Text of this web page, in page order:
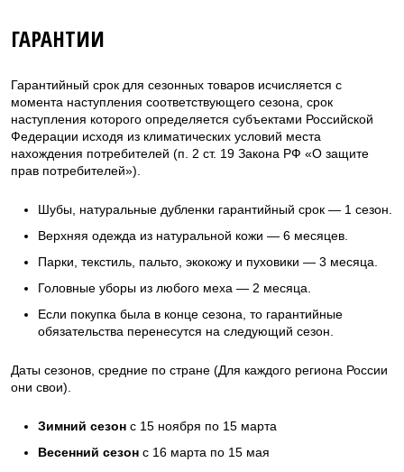
ГАРАНТИИ
Гарантийный срок для сезонных товаров исчисляется с
момента наступления соответствующего сезона, срок
наступления которого определяется субъектами Российской
Федерации исходя из климатических условий места
нахождения потребителей (п. 2 ст. 19 Закона РФ «О защите
прав потребителей»).
Шубы, натуральные дубленки гарантийный срок — 1 сезон.
Верхняя одежда из натуральной кожи — 6 месяцев.
Парки, текстиль, пальто, экокожу и пуховики — 3 месяца.
Головные уборы из любого меха — 2 месяца.
Если покупка была в конце сезона, то гарантийные
обязательства перенесутся на следующий сезон.
Даты сезонов, средние по стране (Для каждого региона России
они свои).
Зимний сезон с 15 ноября по 15 марта
Весенний сезон с 16 марта по 15 мая